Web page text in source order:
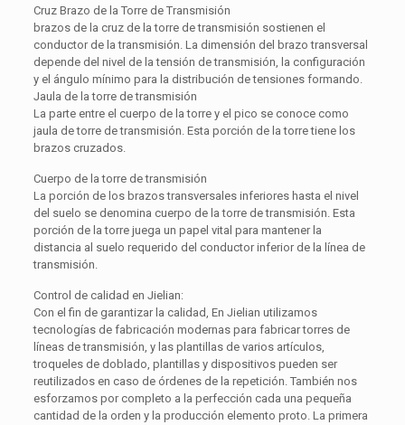
Cruz Brazo de la Torre de Transmisión
brazos de la cruz de la torre de transmisión sostienen el
conductor de la transmisión. La dimensión del brazo transversal
depende del nivel de la tensión de transmisión, la configuración
y el ángulo mínimo para la distribución de tensiones formando.
Jaula de la torre de transmisión
La parte entre el cuerpo de la torre y el pico se conoce como
jaula de torre de transmisión. Esta porción de la torre tiene los
brazos cruzados.
Cuerpo de la torre de transmisión
La porción de los brazos transversales inferiores hasta el nivel
del suelo se denomina cuerpo de la torre de transmisión. Esta
porción de la torre juega un papel vital para mantener la
distancia al suelo requerido del conductor inferior de la línea de
transmisión.
Control de calidad en Jielian:
Con el fin de garantizar la calidad, En Jielian utilizamos
tecnologías de fabricación modernas para fabricar torres de
líneas de transmisión, y las plantillas de varios artículos,
troqueles de doblado, plantillas y dispositivos pueden ser
reutilizados en caso de órdenes de la repetición. También nos
esforzamos por completo a la perfección cada una pequeña
cantidad de la orden y la producción elemento proto. La primera